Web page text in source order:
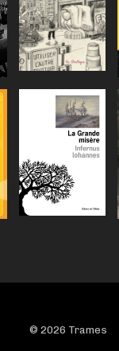
© 2026 Trames